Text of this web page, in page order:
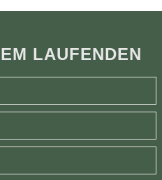
LAUFENDEN